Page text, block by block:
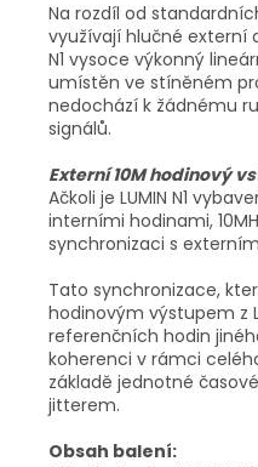
Na rozdíl od
využívají hlučné externí
N1 vysoce výkonný
umístěn ve stíněném
nedochází k žádnému
signálů.
Externí 10M hodinový
Ačkoli je LUMIN N1
interními hodinami,
synchronizaci s
Tato synchronizace,
hodinovým výstupem z
referenčních hodin
koherenci v rámci
základě jednotné
jitterem.
Obsah balení: